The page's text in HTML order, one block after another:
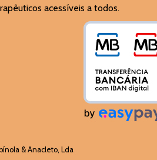
acessíveis a todos.
& Anacleto, Lda